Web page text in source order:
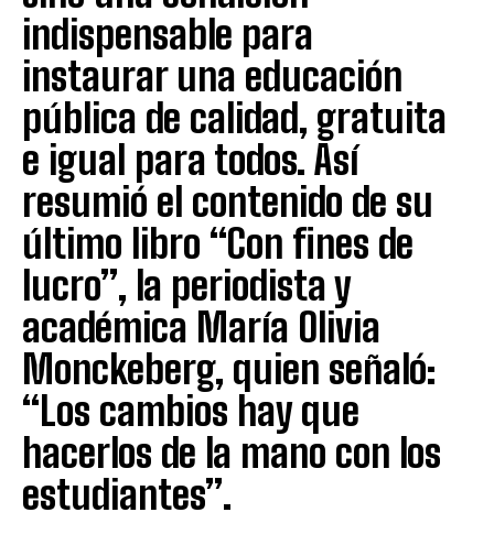
indispensable para
instaurar una educación
pública de calidad, gratuita
e igual para todos. Así
resumió el contenido de su
último libro “Con fines de
lucro”, la periodista y
académica María Olivia
Monckeberg, quien señaló:
“Los cambios hay que
hacerlos de la mano con los
estudiantes”.